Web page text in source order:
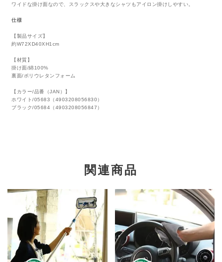
ワイドな掛け面なので、スラックスや大きなシャツもアイロン掛けしやすい。
仕様
【製品サイズ】
約W72XD40XH1cm
【材質】
掛け面/綿100%
裏面/ポリウレタンフォーム
【カラー/品番（JAN）】
ホワイト/05683（4903208056830）
ブラック/05684（4903208056847）
関連商品